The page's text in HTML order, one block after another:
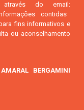
do email:
contidas
fins informativos e
ou aconselhamento
BERGAMINI